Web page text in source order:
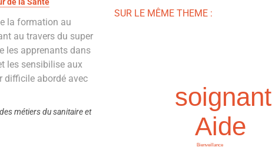
de la Santé
la formation au
au travers du super
les apprenants dans
les sensibilise aux
difficile abordé avec
métiers du sanitaire et
SUR LE MÊME THEME :
Aide
soignant
Bienveillance